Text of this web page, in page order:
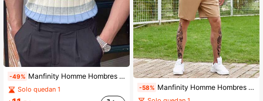
-49% Manfinity Homme Hombres Top de punto con patrón de rayas de cuello polo
Solo quedan 1
-58% Manfinity Homme Hombres con cinta en contraste Camiseta & de cintura con cordón Shorts